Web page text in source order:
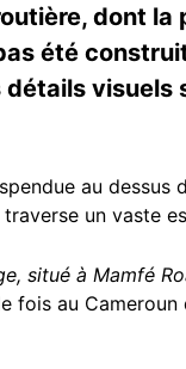
dont la
été
au dessus
un vaste
situé à Mamfé
fois au